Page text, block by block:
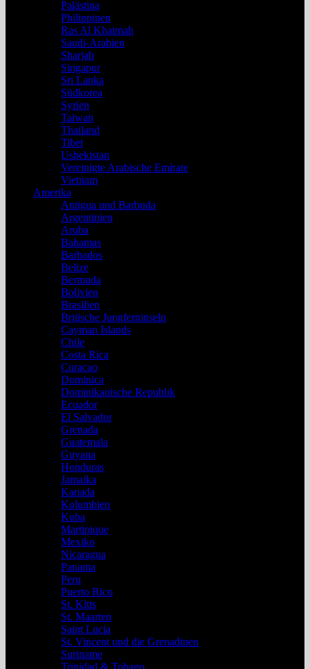
Palästina
Philippinen
Ras Al Khaimah
Saudi-Arabien
Sharjah
Singapur
Sri Lanka
Südkorea
Syrien
Taiwan
Thailand
Tibet
Usbekistan
Vereinigte Arabische Emirate
Vietnam
Amerika
Antigua und Barbuda
Argentinien
Aruba
Bahamas
Barbados
Belize
Bermuda
Bolivien
Brasilien
Britische Jungferninseln
Cayman Islands
Chile
Costa Rica
Curacao
Dominica
Dominikanische Republik
Ecuador
El Salvador
Grenada
Guatemala
Guyana
Honduras
Jamaika
Kanada
Kolumbien
Kuba
Martinique
Mexiko
Nicaragua
Panama
Peru
Puerto Rico
St. Kitts
St. Maarten
Saint Lucia
St. Vincent und die Grenadinen
Suriname
Trinidad & Tobago